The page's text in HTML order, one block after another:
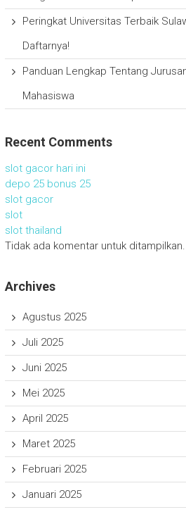
Peringkat Universitas Terbaik
Daftarnya!
Panduan Lengkap Tentang
Mahasiswa
Recent Comments
slot gacor hari ini
depo 25 bonus 25
slot gacor
slot
slot thailand
Tidak ada komentar untuk ditampilkan.
Archives
Agustus 2025
Juli 2025
Juni 2025
Mei 2025
April 2025
Maret 2025
Februari 2025
Januari 2025